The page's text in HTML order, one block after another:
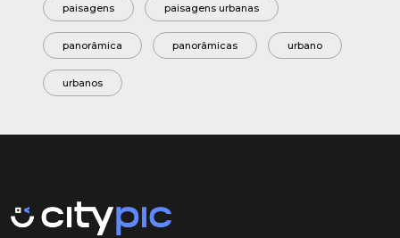
paisagens paisagens urbanas
panorâmica panorâmicas urbano
urbanos